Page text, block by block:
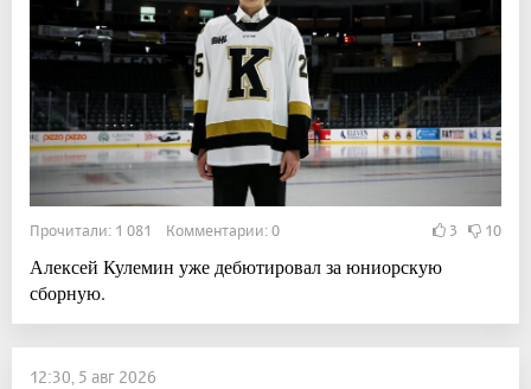
Прочитали: 1 081 Комментарии: 0 3 10
Алексей Кулемин уже дебютировал за юниорскую
сборную.
12:30, 5 авг 2026